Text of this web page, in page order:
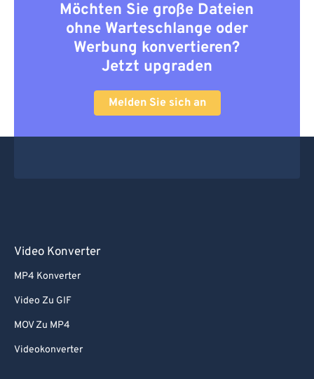
Möchten Sie große Dateien
ohne Warteschlange oder
Werbung konvertieren?
Jetzt upgraden
Melden Sie sich an
Video Konverter
MP4 Konverter
Video Zu GIF
MOV Zu MP4
Videokonverter